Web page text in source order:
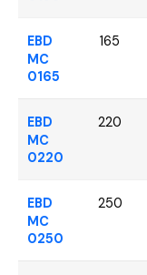
EBD
MC
0165
165
EBD
MC
0220
220
EBD
MC
0250
250